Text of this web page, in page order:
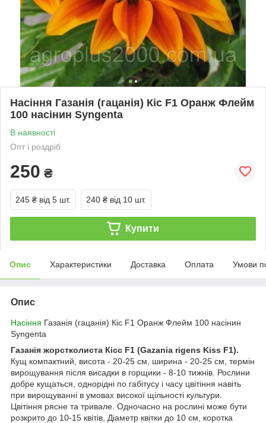
Насіння Газанія (гацанія) Кіс F1 Оранж Флейм
100 насінин Syngenta
В наявності
Опт і роздріб
250 ₴
245 ₴ від 5 шт. 240 ₴ від 10 шт.
Купити
Опис Характеристики Доставка Оплата Умови
Опис
Насіння Газанія (гацанія) Кіс F1 Оранж Флейм 100 насінин
Syngenta
Газанія жорстколиста Кісс F1 (Gazania rigens Kiss F1).
Кущ компактний, висота - 20-25 см, ширина - 20-25 см, термін
вирощування після висадки в горщики - 8-10 тижнів. Рослини
добре кущаться, однорідні по габітусу і часу цвітіння навіть
при вирощуванні в умовах високої щільності культури.
Цвітіння рясне та тривале. Одночасно на рослині може бути
розкрито до 10-15 квітів, Діаметр квітки до 10 см, коротка